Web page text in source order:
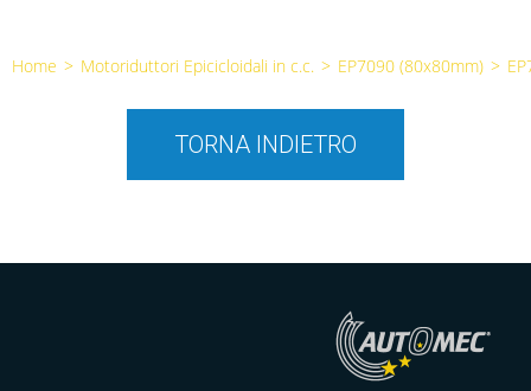
Home > Motoriduttori Epicicloidali in c.c. > EP7090 (80x80mm) >
TORNA INDIETRO